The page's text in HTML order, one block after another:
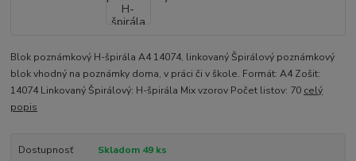
Blok poznámkový H-špirála A4 14074, linkovaný Špirálový poznámkový
blok vhodný na poznámky doma, v práci či v škole. Formát: A4 Zošit:
14074 Linkovaný Špirálový: H-špirála Mix vzorov Počet listov: 70 celý
popis
Dostupnosť Skladom 49 ks